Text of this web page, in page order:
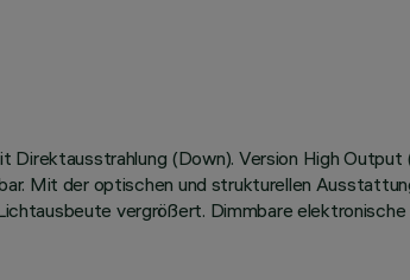
(Down). Version High
Mit der optischen und strukturellen
vergrößert. Dimmbare